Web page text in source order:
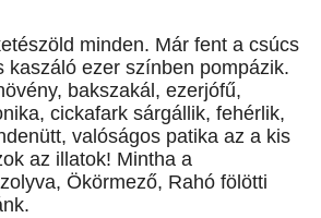
minden. Már fent a csúcs
kaszáló ezer színben pompázik.
bakszakál, ezerjófű,
cickafark sárgállik, fehérlik,
valóságos patika az a kis
az illatok! Mintha a
Ökörmező, Rahó fölötti